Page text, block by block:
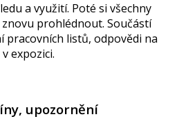
a využití. Poté si všechny
prohlédnout. Součástí
pracovních listů, odpovědi na
expozici.
upozornění